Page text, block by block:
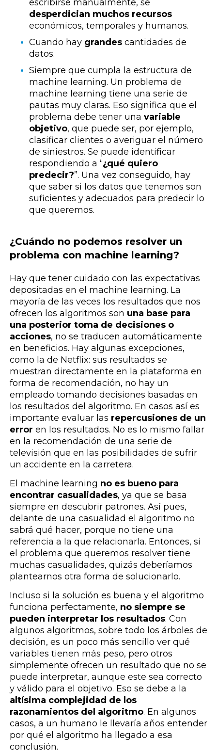
escribirse manualmente, se
desperdician muchos recursos
económicos, temporales y humanos.
Cuando hay grandes cantidades de
datos.
Siempre que cumpla la estructura de
machine learning. Un problema de
machine learning tiene una serie de
pautas muy claras. Eso significa que el
problema debe tener una variable
objetivo, que puede ser, por ejemplo,
clasificar clientes o averiguar el número
de siniestros. Se puede identificar
respondiendo a “¿qué quiero
predecir?”. Una vez conseguido, hay
que saber si los datos que tenemos son
suficientes y adecuados para predecir lo
que queremos.
¿Cuándo no podemos resolver un
problema con machine learning?
Hay que tener cuidado con las expectativas
depositadas en el machine learning. La
mayoría de las veces los resultados que nos
ofrecen los algoritmos son una base para
una posterior toma de decisiones o
acciones, no se traducen automáticamente
en beneficios. Hay algunas excepciones,
como la de Netflix: sus resultados se
muestran directamente en la plataforma en
forma de recomendación, no hay un
empleado tomando decisiones basadas en
los resultados del algoritmo. En casos así es
importante evaluar las repercusiones de un
error en los resultados. No es lo mismo fallar
en la recomendación de una serie de
televisión que en las posibilidades de sufrir
un accidente en la carretera.
El machine learning no es bueno para
encontrar casualidades, ya que se basa
siempre en descubrir patrones. Así pues,
delante de una casualidad el algoritmo no
sabrá qué hacer, porque no tiene una
referencia a la que relacionarla. Entonces, si
el problema que queremos resolver tiene
muchas casualidades, quizás deberíamos
plantearnos otra forma de solucionarlo.
Incluso si la solución es buena y el algoritmo
funciona perfectamente, no siempre se
pueden interpretar los resultados. Con
algunos algoritmos, sobre todo los árboles de
decisión, es un poco más sencillo ver qué
variables tienen más peso, pero otros
simplemente ofrecen un resultado que no se
puede interpretar, aunque este sea correcto
y válido para el objetivo. Eso se debe a la
altísima complejidad de los
razonamientos del algoritmo. En algunos
casos, a un humano le llevaría años entender
por qué el algoritmo ha llegado a esa
conclusión.